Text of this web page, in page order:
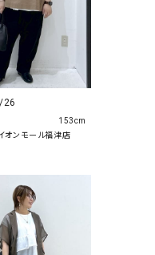
26
オンモール福津店
153cm